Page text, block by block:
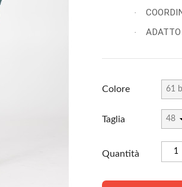
·
·
Colore
Taglia
Quantità